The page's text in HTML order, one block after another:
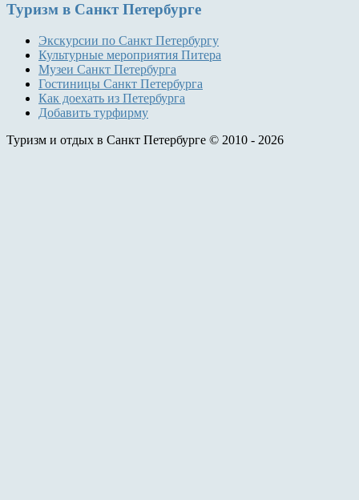
Туризм в Санкт Петербурге
Экскурсии по Санкт Петербургу
Культурные мероприятия Питера
Музеи Санкт Петербурга
Гостиницы Санкт Петербурга
Как доехать из Петербурга
Добавить турфирму
Туризм и отдых в Санкт Петербурге © 2010 - 2026